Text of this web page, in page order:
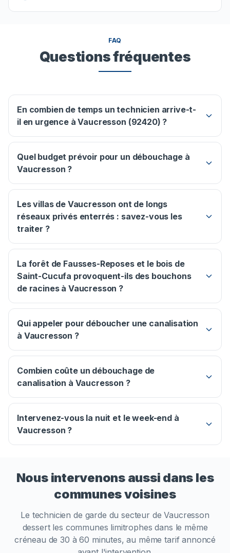
FAQ
Questions fréquentes
En combien de temps un technicien arrive-t-
il en urgence à Vaucresson (92420) ?
Quel budget prévoir pour un débouchage à
Vaucresson ?
Les villas de Vaucresson ont de longs
réseaux privés enterrés : savez-vous les
traiter ?
La forêt de Fausses-Reposes et le bois de
Saint-Cucufa provoquent-ils des bouchons
de racines à Vaucresson ?
Qui appeler pour déboucher une canalisation
à Vaucresson ?
Combien coûte un débouchage de
canalisation à Vaucresson ?
Intervenez-vous la nuit et le week-end à
Vaucresson ?
Nous intervenons aussi dans les
communes voisines
Le technicien de garde du secteur deVaucresson
dessert les communes limitrophes dans le même
créneau de 30 à 60 minutes, au même tarif annoncé